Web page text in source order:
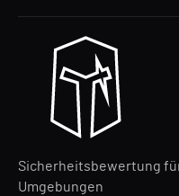
Sicherheitsbewertung
Umgebungen